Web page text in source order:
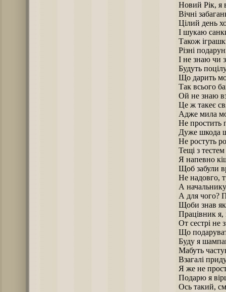
Новий Рік, я
Вічні
Цілий день
І шукаю
Також
Різні
І не знаю чи
Будуть
Що дарить
Так всього
Ой не знаю
Це ж такеє
Адже мила
Не простить
Дуже шкода
Не ростуть
Тещі з
Я напевно
Щоб забули
Не надовго,
А
А для чого?
Щоби знав
Працівник я,
От сестрі не
Що
Буду я
Мабуть
Взагалі
Я же не
Подарю я
Ось такий,